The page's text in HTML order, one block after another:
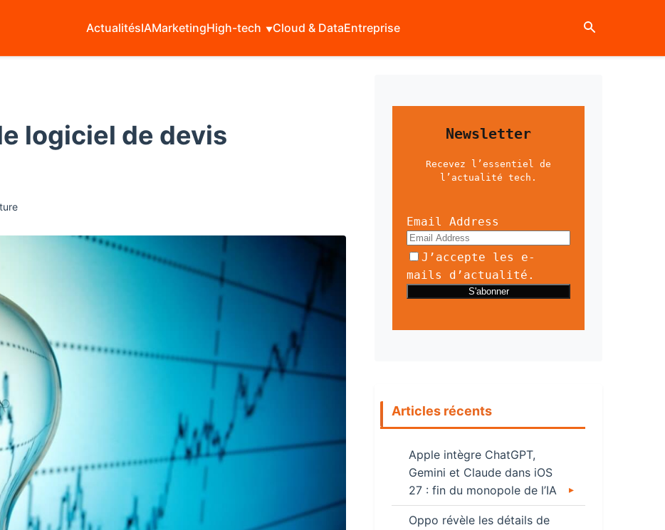
ActualitésIAMarketingHigh-tech Cloud & DataEntreprise
logiciel de devis
Newsletter
Recevez l’essentiel de
l’actualité tech.
Email Address
J’accepte les e-
mails d’actualité.
Articles récents
Apple intègre ChatGPT,
Gemini et Claude dans iOS
27 : fin du monopole de l’IA
Oppo révèle les détails de